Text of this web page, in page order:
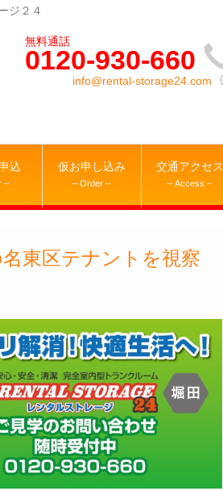
ジ２４
0120-930-660
info@rental-storage24.com
込
–
仮お申し込み
– Order –
交通アクセス
– Access –
東区テナントを視察